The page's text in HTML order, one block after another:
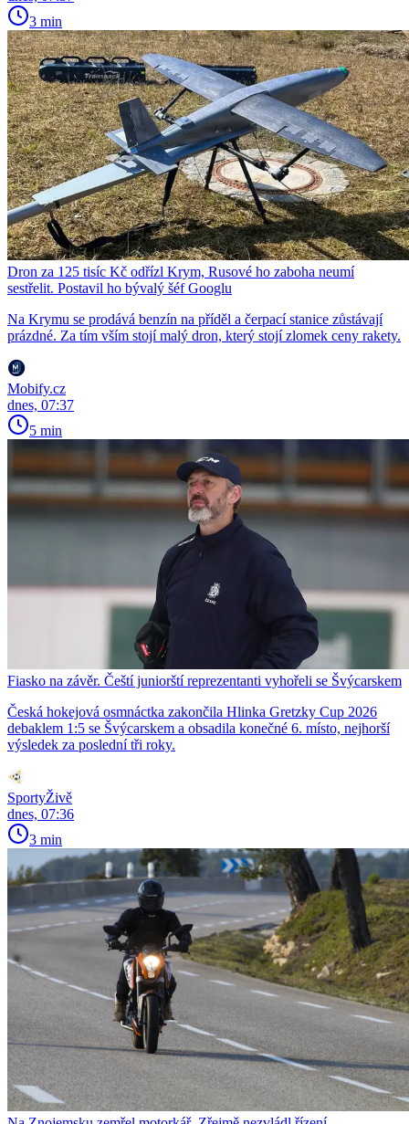
3 min
Dron za 125 tisíc Kč odřízl Krym, Rusové ho zaboha neumí
sestřelit. Postavil ho bývalý šéf Googlu
Na Krymu se prodává benzín na příděl a čerpací stanice zůstávají
prázdné. Za tím vším stojí malý dron, který stojí zlomek ceny rakety.
Mobify.cz
dnes, 07:37
5 min
Fiasko na závěr. Čeští juniorští reprezentanti vyhořeli se Švýcarskem
Česká hokejová osmnáctka zakončila Hlinka Gretzky Cup 2026
debaklem 1:5 se Švýcarskem a obsadila konečné 6. místo, nejhorší
výsledek za poslední tři roky.
SportyŽivě
dnes, 07:36
3 min